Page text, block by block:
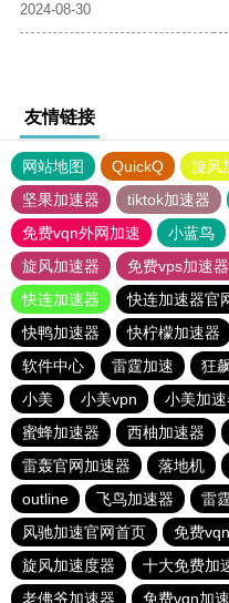
2024-08-30
友情链接
网站地图 QuickQ 旋风
坚果加速器
tiktok加速器
免费vqn外网加速
小蓝鸟
旋风加速器
免费vps加速
快连加速器
快连加速器官
快鸭加速器
快柠檬加速器
软件中心
雷霆加速 狂
小美
小美vpn 小美加速
蜜蜂加速器
西柚加速器
雷轰官网加速器
落地机
outline
飞鸟加速器
雷
风驰加速官网首页
免费
旋风加速度器
十大免费加
老佛爷加速器
免费vqn加